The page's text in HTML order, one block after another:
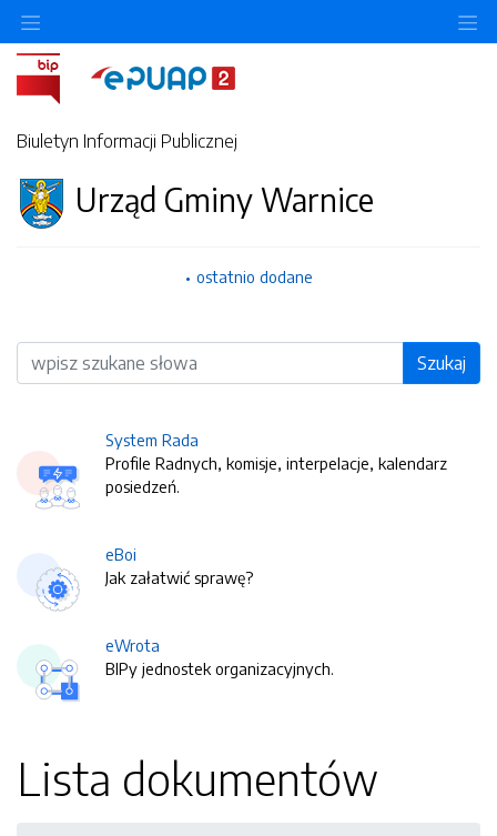
Biuletyn Informacji Publicznej
Urząd Gminy Warnice
ostatnio dodane
Wyszukiwarka Szukaj
System Rada
Profile Radnych, komisje, interpelacje, kalendarz
posiedzeń.
eBoi
Jak załatwić sprawę?
eWrota
BIPy jednostek organizacyjnych.
Lista dokumentów